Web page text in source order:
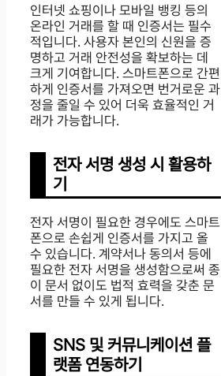
인터넷 쇼핑이나 모바일 뱅킹 등의
온라인 거래를 할 때 인증서는 필수
적입니다. 사용자 본인의 신원을 증
명하고 거래 안전성을 확보하는 데
크게 기여합니다. 스마트폰으로 간편
하게 인증서를 가져오면 번거로운 과
정을 줄일 수 있어 더욱 효율적인 거
래가 가능합니다.
전자 서명 생성 시 활용하
기
전자 서명이 필요한 경우에도 스마트
폰으로 손쉽게 인증서를 가지고 올
수 있습니다. 계약서나 동의서 등에
필요한 전자 서명을 생성함으로써 종
이 문서 없이도 법적 효력을 갖춘 문
서를 만들 수 있게 됩니다.
SNS 및 커뮤니케이션 플
랫폼 연동하기